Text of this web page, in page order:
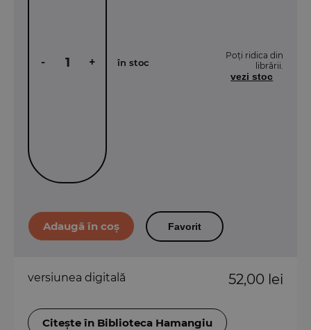
- + în stoc
Poți ridica din
librării.
vezi stoc
Favorit
versiunea digitală 52,00 lei
Citește în Biblioteca Hamangiu